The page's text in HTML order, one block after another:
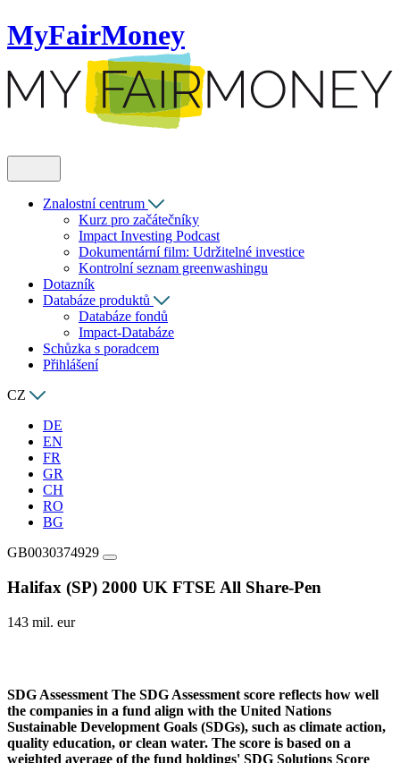
MyFairMoney
Znalostní centrum
Kurz pro začátečníky
Impact Investing Podcast
Dokumentární film: Udržitelné investice
Kontrolní seznam greenwashingu
Dotazník
Databáze produktů
Databáze fondů
Impact-Databáze
Schůzka s poradcem
Přihlášení
CZ
DE
EN
FR
GR
CH
RO
BG
GB0030374929
Halifax (SP) 2000 UK FTSE All Share-Pen
143 mil. eur
SDG Assessment The SDG Assessment score reflects how well
the companies in a fund align with the United Nations
Sustainable Development Goals (SDGs), such as climate action,
quality education, or clean water. The score is based on a
weighted average of the fund holdings' SDG Solutions Score